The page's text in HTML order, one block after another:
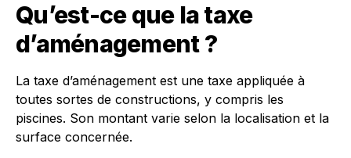
Qu’est-ce que la taxe
d’aménagement ?
La taxe d’aménagement est une taxe appliquée à
toutes sortes de constructions, y compris les
piscines. Son montant varie selon la localisation et la
surface concernée.